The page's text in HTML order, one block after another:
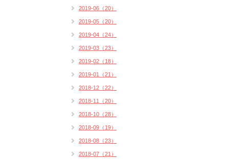
2019-06（20）
2019-05（20）
2019-04（24）
2019-03（23）
2019-02（18）
2019-01（21）
2018-12（22）
2018-11（20）
2018-10（28）
2018-09（19）
2018-08（23）
2018-07（21）